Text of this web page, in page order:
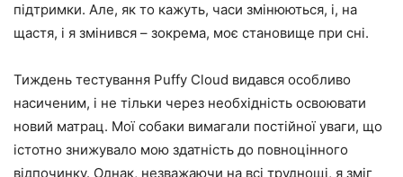
підтримки. Але, як то кажуть, часи змінюються, і, на
щастя, і я змінився – зокрема, моє становище при сні.
Тиждень тестування Puffy Cloud видався особливо
насиченим, і не тільки через необхідність освоювати
новий матрац. Мої собаки вимагали постійної уваги, що
істотно знижувало мою здатність до повноцінного
відпочинку. Однак, незважаючи на всі труднощі, я зміг